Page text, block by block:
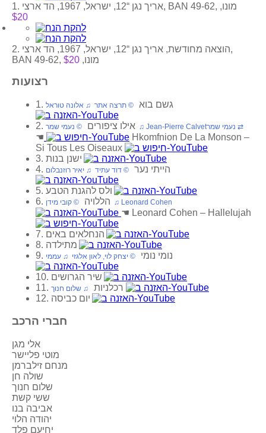
1. אריך נגן “12, ישראל, 1967, הד ארצי, BAN 49-62, מונו,
$20
2. הוצאה מחודשת, אריך נגן “12, ישראל, 1967, הד ארצי,
BAN 49-62, מונו, $20
רצועות
1. גשם בוא ‏ © תרצה אתר‏ ♫ אלונה טוראל
2. אילו ציפורים ‏ © נעמי שמר‏ ♫ Jean-Pierre Calvet‏ ⇄ נעמי שמר
☚
Hkomfnion De La Monson –
Si Tous Les Oiseaux
3. ישנן בנות
4. הייתי נער ‏ © דוד עתיד‏ ♫ יאיר רוזנבלום
5. ולס להגנת הטבע
6. הללויה ‏ © קובי מידן‏ ♫ Leonard Cohen
☚ Leonard Cohen – Hallelujah
7. הנחלאים באים
8. מתילדה
9. נומי נומי ‏ © יצחק לוי, לאון אלגזי‏ ♫ עממי
10. שיר הגרושים
11. רכלניות ‏ ♫ שלום חנוך
12. יום כביסה
חברי הרכב
אלי מגן
מוטי פליישר
מנחם זילברמן
שולה חן
שלום חנוך
ששי קשת
אביבה בנו
יהודה הלוי
יחיעם פלד